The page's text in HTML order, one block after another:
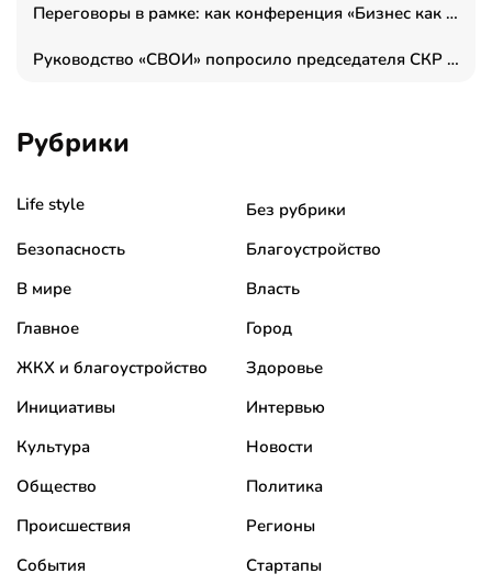
Переговоры в рамке: как конференция «Бизнес как искусство» переформатирует деловой этикет в стенах ТПП РФ
Руководство «СВОИ» попросило председателя СКР дать правовую оценку обысков в тыловом штабе
Рубрики
Life style
Без рубрики
Безопасность
Благоустройство
В мире
Власть
Главное
Город
ЖКХ и благоустройство
Здоровье
Инициативы
Интервью
Культура
Новости
Общество
Политика
Происшествия
Регионы
События
Стартапы